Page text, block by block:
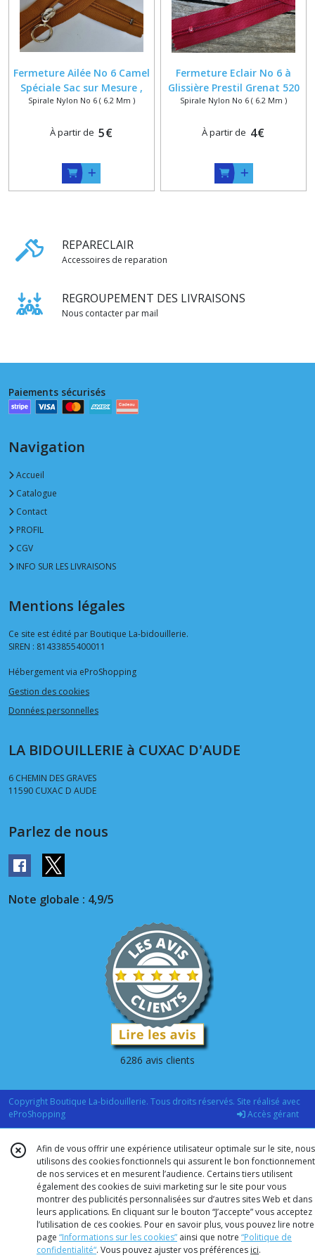
Fermeture Ailée No 6 Camel
Spéciale Sac sur Mesure ,
Double curseurs Anneaux
Spiralé
Spirale Nylon No 6 ( 6.2 Mm )
À partir de 5€
Fermeture Eclair No 6 à
Glissière Prestil Grenat 520
sur Mesure , 1 Curseur ou
Spirale Nylon No 6 ( 6.2 Mm )
À partir de 4€
REPARECLAIR
Accessoires de reparation
REGROUPEMENT DES LIVRAISONS
Nous contacter par mail
Paiements sécurisés
Navigation
Accueil
Catalogue
Contact
PROFIL
CGV
INFO SUR LES LIVRAISONS
Mentions légales
Ce site est édité par Boutique La-bidouillerie.
SIREN : 81433855400011
Hébergement via eProShopping
Gestion des cookies
Données personnelles
LA BIDOUILLERIE à CUXAC D'AUDE
6 CHEMIN DES GRAVES
11590 CUXAC D AUDE
Parlez de nous
Note globale : 4,9/5
6286 avis clients
Copyright Boutique La-bidouillerie. Tous droits réservés. Site réalisé avec
eProShopping
Accès gérant
Afin de vous offrir une expérience utilisateur optimale sur le site, nous
utilisons des cookies fonctionnels qui assurent le bon fonctionnement
de nos services et en mesurent l’audience. Certains tiers utilisent
également des cookies de suivi marketing sur le site pour vous
montrer des publicités personnalisées sur d’autres sites Web et dans
leurs applications. En cliquant sur le bouton “J’accepte” vous acceptez
l’utilisation de ces cookies. Pour en savoir plus, vous pouvez lire notre
page “Informations sur les cookies” ainsi que notre “Politique de
confidentialité“. Vous pouvez ajuster vos préférences ici.